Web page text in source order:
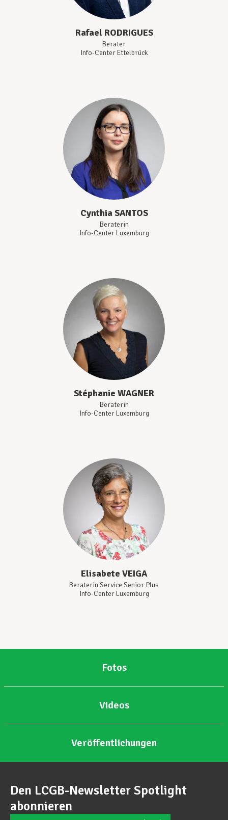
Rafael RODRIGUES
Berater
Info-Center Ettelbrück
CynthiaSANTOS
Beraterin
Info-Center Luxemburg
Stéphanie WAGNER
Beraterin
Info-Center Luxemburg
Elisabete VEIGA
Beraterin Service Senior Plus
Info-Center Luxemburg
Fotos
Videos
Veröffentlichungen
Den LCGB-Newsletter Spotlight
abonnieren